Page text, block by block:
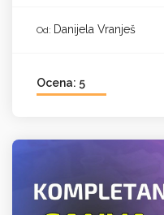
Od: Danijela Vranješ
Ocena: 5